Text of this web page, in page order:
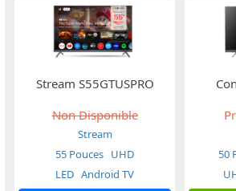
Stream S55GTUSPRO
Non Disponible
Stream
55 Pouces UHD
LED Android TV
50